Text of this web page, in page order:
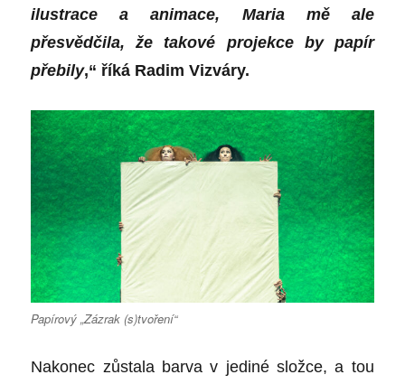
ilustrace a animace, Maria mě ale
přesvědčila, že takové projekce by papír
přebily,“ říká Radim Vizváry.
Papírový „Zázrak (s)tvoření“
Nakonec zůstala barva v jediné složce, a tou